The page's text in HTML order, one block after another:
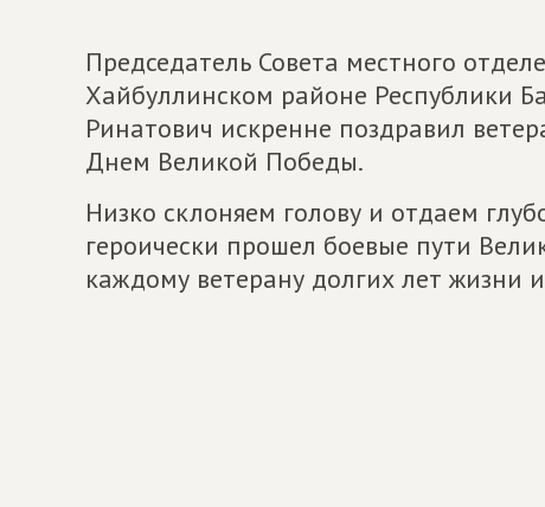
Председатель Совета местного
Хайбуллинском районе Республики
Ринатович искренне поздравил
Днем Великой Победы.
Низко склоняем голову и отдаем
героически прошел боевые пути
каждому ветерану долгих лет жизни